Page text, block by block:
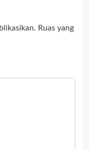
Ruas yang